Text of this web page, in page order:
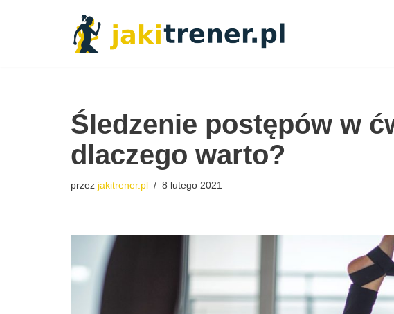
Śledzenie postępów w
dlaczego warto?
przez jakitrener.pl 8 lutego 2021